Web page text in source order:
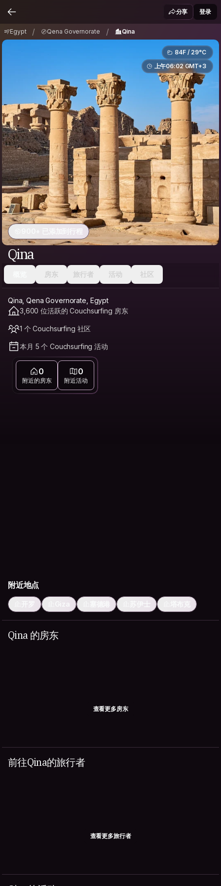
分享 登录
Egypt / Qena Governorate / Qina
84F / 29°C
上午06:02 GMT+3
900+ 已添加到行程
Qina
房东 旅行者 活动 社区
Qina, Qena Governorate, Egypt
3,600 位活跃的 Couchsurfing 房东
1 个 Couchsurfing 社区
本月 5 个 Couchsurfing 活动
0
附近的房东
0
附近活动
附近地点
开罗 塞德港 苏伊士 塔布克
Qina 的房东
查看更多房东
前往Qina的旅行者
查看更多旅行者